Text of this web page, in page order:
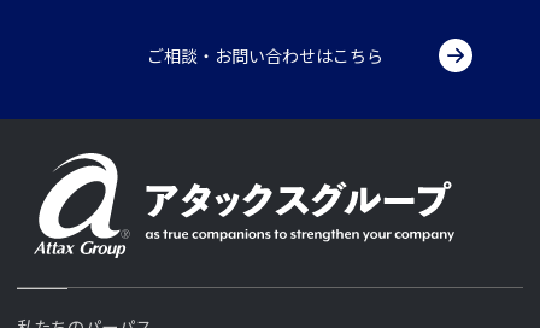
ご相談・お問い合わせはこちら